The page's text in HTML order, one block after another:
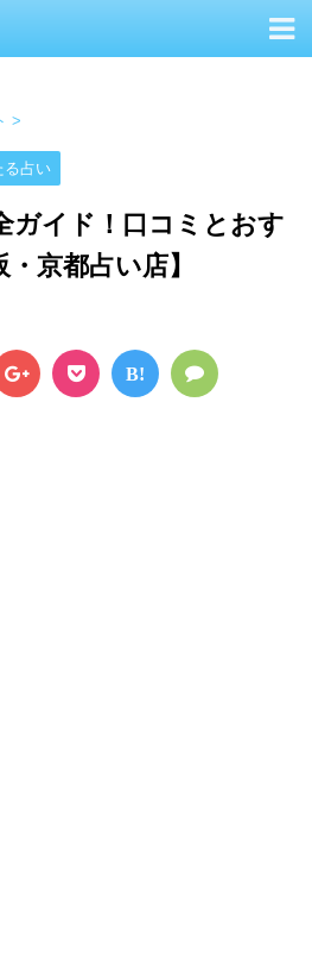
>
る占い
ガイド！口コミとおす
京都占い店】
B!